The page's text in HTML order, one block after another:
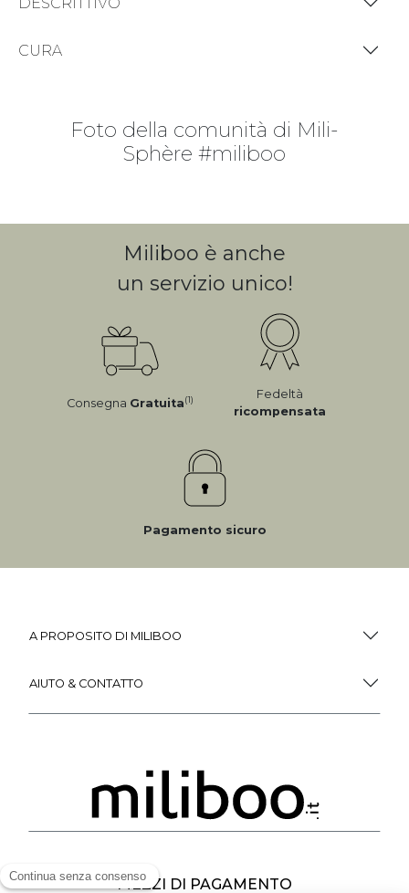
CURA
Foto della comunità di Mili-
Sphère #miliboo
Miliboo è anche
un servizio unico!
Consegna Gratuita(1)
Fedeltà
ricompensata
Pagamento sicuro
A PROPOSITO DI MILIBOO
AIUTO & CONTATTO
MEZZI DI PAGAMENTO